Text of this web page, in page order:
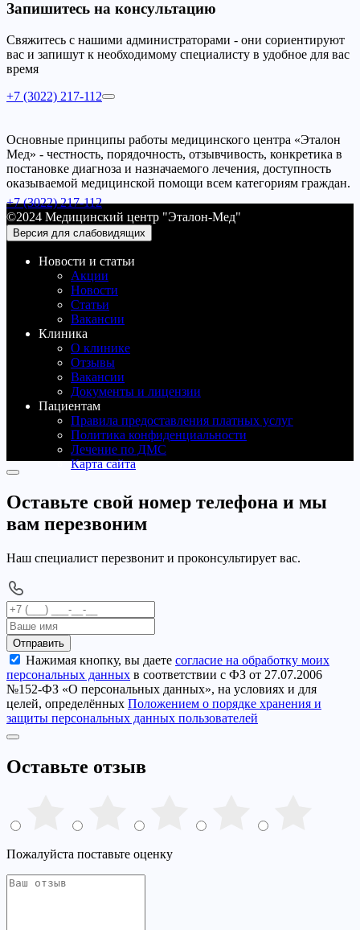
Запишитесь на консультацию
Свяжитесь с нашими администраторами - они сориентируют
вас и запишут к необходимому специалисту в удобное для вас
время
+7 (3022) 217-112
Основные принципы работы медицинского центра «Эталон
Мед» - честность, порядочность, отзывчивость, конкретика в
постановке диагноза и назначаемого лечения, доступность
оказываемой медицинской помощи всем категориям граждан.
+7 (3022) 217-112
©2024 Медицинский центр "Эталон-Мед"
Версия для слабовидящих
Новости и статьи
Акции
Новости
Статьи
Вакансии
Клиника
О клинике
Отзывы
Вакансии
Документы и лицензии
Пациентам
Правила предоставления платных услуг
Политика конфиденциальности
Лечение по ДМС
Карта сайта
Оставьте свой номер телефона и мы
вам перезвоним
Наш специалист перезвонит и проконсультирует вас.
Отправить
Нажимая кнопку, вы даете согласие на обработку моих
персональных данных в соответствии с ФЗ от 27.07.2006
№152-ФЗ «О персональных данных», на условиях и для
целей, определённых Положением о порядке хранения и
защиты персональных данных пользователей
Оставьте отзыв
Пожалуйста поставьте оценку